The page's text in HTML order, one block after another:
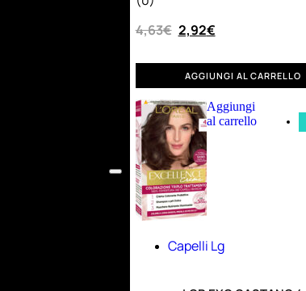
4,63€ 2,92€
AGGIUNGI AL CARRELLO
Aggiungi
al carrello
Capelli Lg